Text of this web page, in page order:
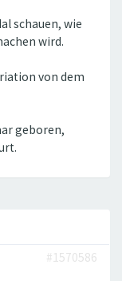
schauen, wie
wird.
von dem
geboren,
#1570586